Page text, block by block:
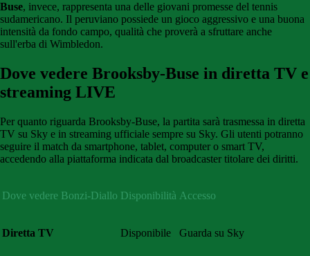
Buse, invece, rappresenta una delle giovani promesse del tennis
sudamericano. Il peruviano possiede un gioco aggressivo e una buona
intensità da fondo campo, qualità che proverà a sfruttare anche
sull'erba di Wimbledon.
Dove vedere Brooksby-Buse in diretta TV e
streaming LIVE
Per quanto riguarda Brooksby-Buse, la partita sarà trasmessa in diretta
TV su Sky e in streaming ufficiale sempre su Sky. Gli utenti potranno
seguire il match da smartphone, tablet, computer o smart TV,
accedendo alla piattaforma indicata dal broadcaster titolare dei diritti.
Dove vedere Bonzi-Diallo Disponibilità Accesso
Diretta TV Disponibile Guarda su Sky